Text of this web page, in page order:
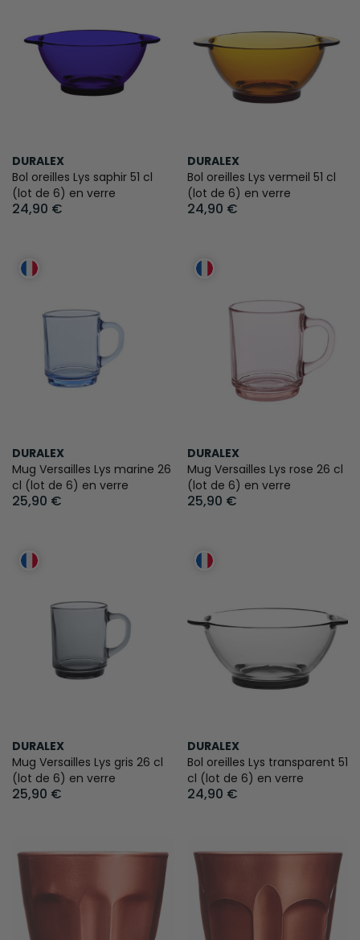
DURALEX
Bol oreilles Lys saphir 51 cl
(lot de 6) en verre
24,90 €
DURALEX
Bol oreilles Lys vermeil 51 cl
(lot de 6) en verre
24,90 €
DURALEX
Mug Versailles Lys marine 26
cl (lot de 6) en verre
25,90 €
DURALEX
Mug Versailles Lys rose 26 cl
(lot de 6) en verre
25,90 €
DURALEX
Mug Versailles Lys gris 26 cl
(lot de 6) en verre
25,90 €
DURALEX
Bol oreilles Lys transparent 51
cl (lot de 6) en verre
24,90 €